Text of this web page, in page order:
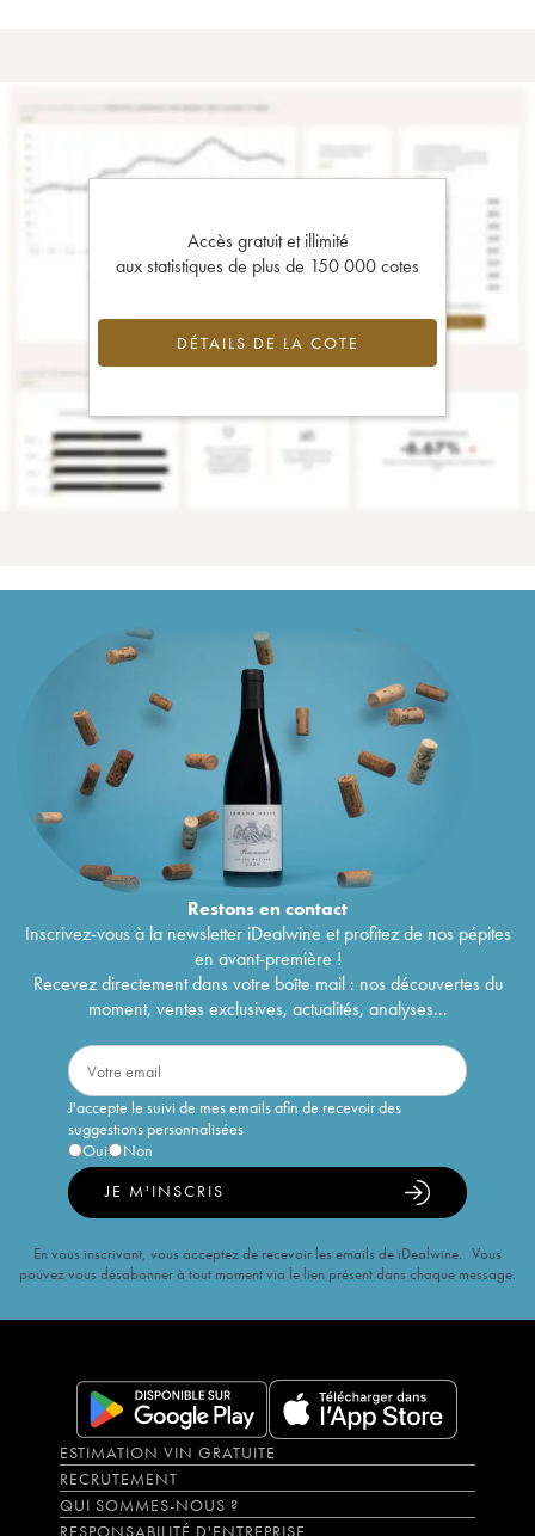
Accès gratuit et illimité
aux statistiques de plus de 150 000 cotes
DÉTAILS DE LA COTE
Restons encontact
Inscrivez-vous à la newsletter iDealwine et profitez de nos pépites
en avant-première !
Recevez directement dans votre boîte mail : nos découvertes du
moment, ventes exclusives, actualités, analyses...
J'accepte le suivi de mes emails afin de recevoir des
suggestions personnalisées
Oui
Non
JE M'INSCRIS
En vous inscrivant, vous acceptez de recevoir les emails de iDealwine. Vous
pouvez vous désabonner à tout moment via le lien présent dans chaque message.
ESTIMATION VIN GRATUITE
RECRUTEMENT
QUI SOMMES-NOUS ?
RESPONSABILITÉ D'ENTREPRISE